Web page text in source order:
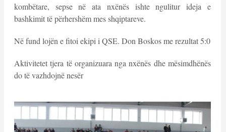
kombëtare, sepse në ata nxënës ishte ngulitur ideja e
bashkimit të përhershëm mes shqiptareve.
Në fund lojën e fitoi ekipi i QSE. Don Boskos me rezultat 5:0
Aktivitetet tjera të organizuara nga nxënës dhe mësimdhënës
do të vazhdojnë nesër